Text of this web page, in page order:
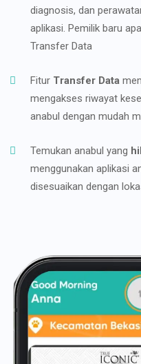
diagnosis, dan
aplikasi. Pemilik baru
Transfer Data
Fitur Transfer Data
mengakses riwayat
anabul dengan mudah
Temukan anabul yang
menggunakan aplikasi
disesuaikan dengan